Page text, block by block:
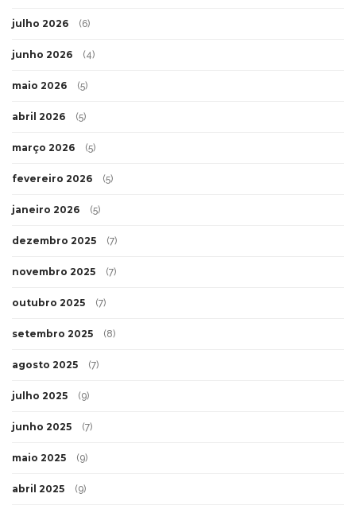
julho 2026 (6)
junho 2026 (4)
maio 2026 (5)
abril 2026 (5)
março 2026 (5)
fevereiro 2026 (5)
janeiro 2026 (5)
dezembro 2025 (7)
novembro 2025 (7)
outubro 2025 (7)
setembro 2025 (8)
agosto 2025 (7)
julho 2025 (9)
junho 2025 (7)
maio 2025 (9)
abril 2025 (9)